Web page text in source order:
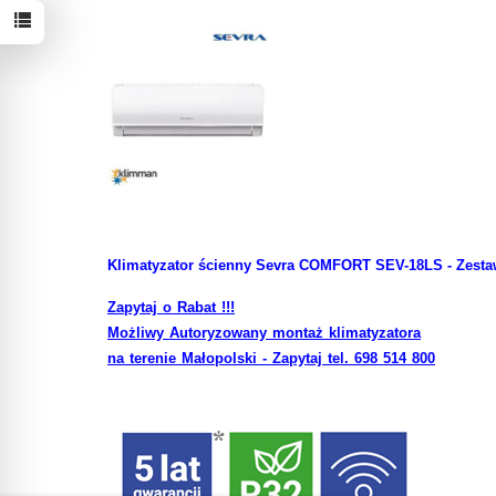
Klimatyzator ścienny Sevra COMFORT SEV-18LS -
Zapytaj o Rabat !!!
Możliwy Autoryzowany montaż klimatyzatora
na terenie Małopolski - Zapytaj tel. 698 514 800